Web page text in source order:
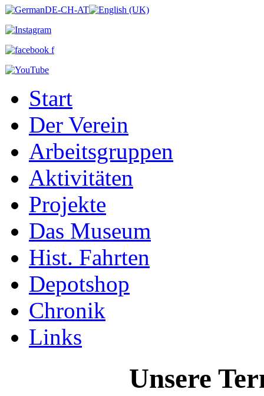
Start
Der Verein
Arbeitsgruppen
Aktivitäten
Projekte
Das Museum
Hist. Fahrten
Depotshop
Chronik
Links
Unsere